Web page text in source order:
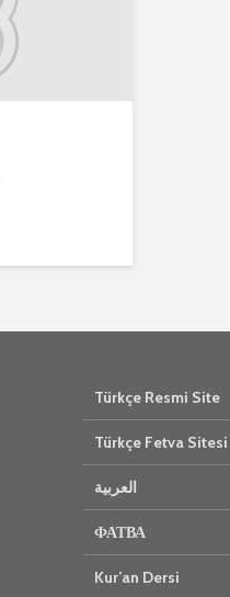
Türkçe Resmi Site
Türkçe Fetva Sitesi
العربية
ФАТВА
Kur’an Dersi